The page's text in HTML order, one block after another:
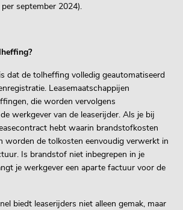
september 2024).
dat de tolheffing volledig geautomatiseerd
Leasemaatschappijen
die worden vervolgens
werkgever van de leaserijder. Als je bij
hebt waarin brandstofkosten
worden de tolkosten eenvoudig verwerkt in
Is brandstof niet inbegrepen in je
je werkgever een aparte factuur voor de
biedt leaserijders niet alleen gemak, maar